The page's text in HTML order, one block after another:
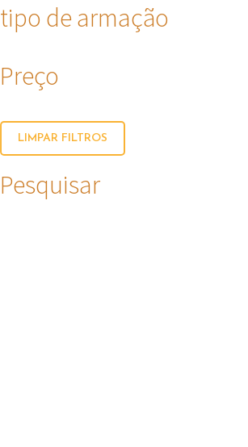
tipo de armação
Preço
LIMPAR FILTROS
Pesquisar